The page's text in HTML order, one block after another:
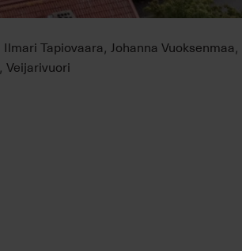
Ilmari Tapiovaara, Johanna Vuoksenmaa,
, Veijarivuori